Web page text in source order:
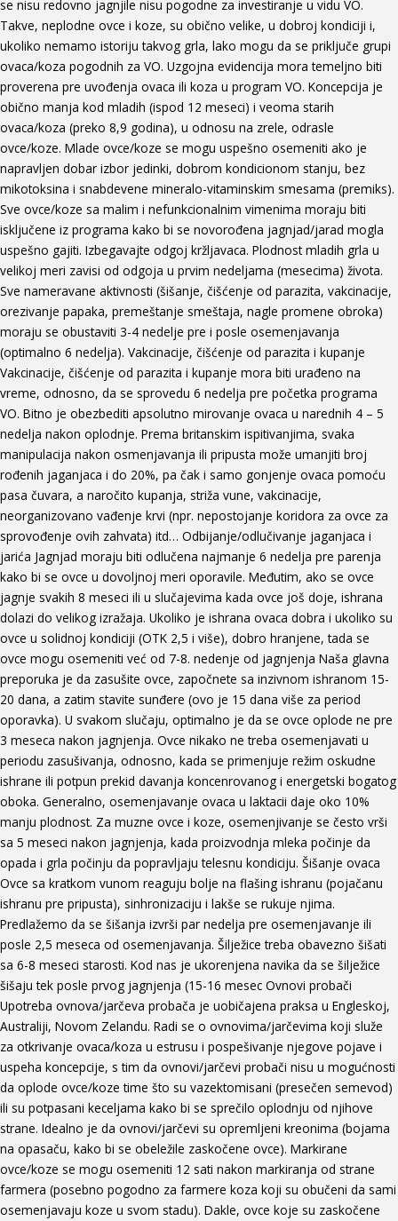
se nisu redovno jagnjile nisu pogodne za investiranje u vidu VO.
Takve, neplodne ovce i koze, su obično velike, u dobroj kondiciji i,
ukoliko nemamo istoriju takvog grla, lako mogu da se priključe grupi
ovaca/koza pogodnih za VO. Uzgojna evidencija mora temeljno biti
proverena pre uvođenja ovaca ili koza u program VO. Koncepcija je
obično manja kod mladih (ispod 12 meseci) i veoma starih
ovaca/koza (preko 8,9 godina), u odnosu na zrele, odrasle
ovce/koze. Mlade ovce/koze se mogu uspešno osemeniti ako je
napravljen dobar izbor jedinki, dobrom kondicionom stanju, bez
mikotoksina i snabdevene mineralo-vitaminskim smesama (premiks).
Sve ovce/koze sa malim i nefunkcionalnim vimenima moraju biti
isključene iz programa kako bi se novorođena jagnjad/jarad mogla
uspešno gajiti. Izbegavajte odgoj kržljavaca. Plodnost mladih grla u
velikoj meri zavisi od odgoja u prvim nedeljama (mesecima) života.
Sve nameravane aktivnosti (šišanje, čišćenje od parazita, vakcinacije,
orezivanje papaka, premeštanje smeštaja, nagle promene obroka)
moraju se obustaviti 3-4 nedelje pre i posle osemenjavanja
(optimalno 6 nedelja). Vakcinacije, čišćenje od parazita i kupanje
Vakcinacije, čišćenje od parazita i kupanje mora biti urađeno na
vreme, odnosno, da se sprovedu 6 nedelja pre početka programa
VO. Bitno je obezbediti apsolutno mirovanje ovaca u narednih 4 – 5
nedelja nakon oplodnje. Prema britanskim ispitivanjima, svaka
manipulacija nakon osmenjavanja ili pripusta može umanjiti broj
rođenih jaganjaca i do 20%, pa čak i samo gonjenje ovaca pomoću
pasa čuvara, a naročito kupanja, striža vune, vakcinacije,
neorganizovano vađenje krvi (npr. nepostojanje koridora za ovce za
sprovođenje ovih zahvata) itd… Odbijanje/odlučivanje jaganjaca i
jarića Jagnjad moraju biti odlučena najmanje 6 nedelja pre parenja
kako bi se ovce u dovoljnoj meri oporavile. Međutim, ako se ovce
jagnje svakih 8 meseci ili u slučajevima kada ovce još doje, ishrana
dolazi do velikog izražaja. Ukoliko je ishrana ovaca dobra i ukoliko su
ovce u solidnoj kondiciji (OTK 2,5 i više), dobro hranjene, tada se
ovce mogu osemeniti već od 7-8. nedenje od jagnjenja Naša glavna
preporuka je da zasušite ovce, započnete sa inzivnom ishranom 15-
20 dana, a zatim stavite sunđere (ovo je 15 dana više za period
oporavka). U svakom slučaju, optimalno je da se ovce oplode ne pre
3 meseca nakon jagnjenja. Ovce nikako ne treba osemenjavati u
periodu zasušivanja, odnosno, kada se primenjuje režim oskudne
ishrane ili potpun prekid davanja koncenrovanog i energetski bogatog
oboka. Generalno, osemenjavanje ovaca u laktacii daje oko 10%
manju plodnost. Za muzne ovce i koze, osemenjivanje se često vrši
sa 5 meseci nakon jagnjenja, kada proizvodnja mleka počinje da
opada i grla počinju da popravljaju telesnu kondiciju. Šišanje ovaca
Ovce sa kratkom vunom reaguju bolje na flašing ishranu (pojačanu
ishranu pre pripusta), sinhronizaciju i lakše se rukuje njima.
Predlažemo da se šišanja izvrši par nedelja pre osemenjavanje ili
posle 2,5 meseca od osemenjavanja. Šilježice treba obavezno šišati
sa 6-8 meseci starosti. Kod nas je ukorenjena navika da se šilježice
šišaju tek posle prvog jagnjenja (15-16 mesec Ovnovi probači
Upotreba ovnova/jarčeva probača je uobičajena praksa u Engleskoj,
Australiji, Novom Zelandu. Radi se o ovnovima/jarčevima koji služe
za otkrivanje ovaca/koza u estrusu i pospešivanje njegove pojave i
uspeha koncepcije, s tim da ovnovi/jarčevi probači nisu u mogućnosti
da oplode ovce/koze time što su vazektomisani (presečen semevod)
ili su potpasani keceljama kako bi se sprečilo oplodnju od njihove
strane. Idealno je da ovnovi/jarčevi su opremljeni kreonima (bojama
na opasaču, kako bi se obeležile zaskočene ovce). Markirane
ovce/koze se mogu osemeniti 12 sati nakon markiranja od strane
farmera (posebno pogodno za farmere koza koji su obučeni da sami
osemenjavaju koze u svom stadu). Dakle, ovce koje su zaskočene